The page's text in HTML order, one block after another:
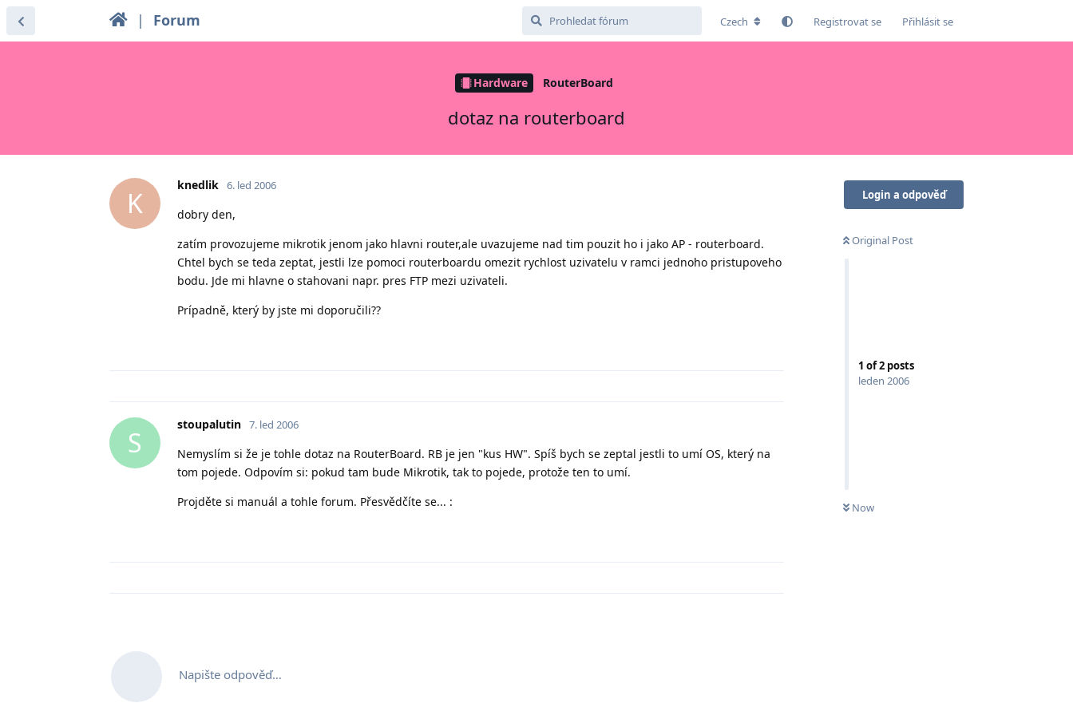
| Forum Czech Registrovat se Přihlásit se
Hardware RouterBoard
dotaz na routerboard
Login a odpověď
Original Post
1 of2 posts
leden 2006
Now
K
knedlik 6. led 2006
dobry den,
zatím provozujeme mikrotik jenom jako hlavni router,ale uvazujeme nad tim pouzit ho i jako AP - routerboard.
Chtel bych se teda zeptat, jestli lze pomoci routerboardu omezit rychlost uzivatelu v ramci jednoho pristupoveho
bodu. Jde mi hlavne o stahovani napr. pres FTP mezi uzivateli.
Prípadně, který by jste mi doporučili??
S
stoupalutin 7. led 2006
Nemyslím si že je tohle dotaz na RouterBoard. RB je jen "kus HW". Spíš bych se zeptal jestli to umí OS, který na
tom pojede. Odpovím si: pokud tam bude Mikrotik, tak to pojede, protože ten to umí.
Projděte si manuál a tohle forum. Přesvědčíte se... :
Napište odpověď…